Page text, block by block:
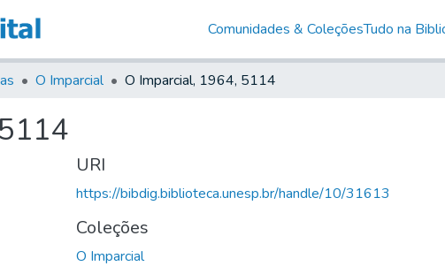
Comunidades & ColeçõesTudo na
O Imparcial O Imparcial, 1964, 5114
URI
https://bibdig.biblioteca.unesp.br/handle/10/31613
Coleções
O Imparcial